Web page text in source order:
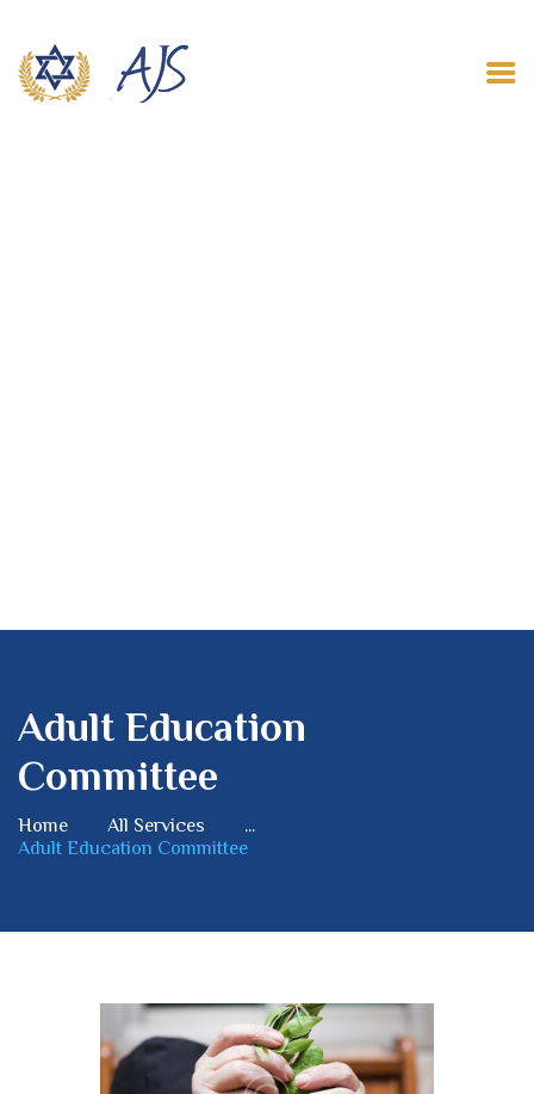
Adult Education
Committee
Home All Services
...
Adult Education Committee